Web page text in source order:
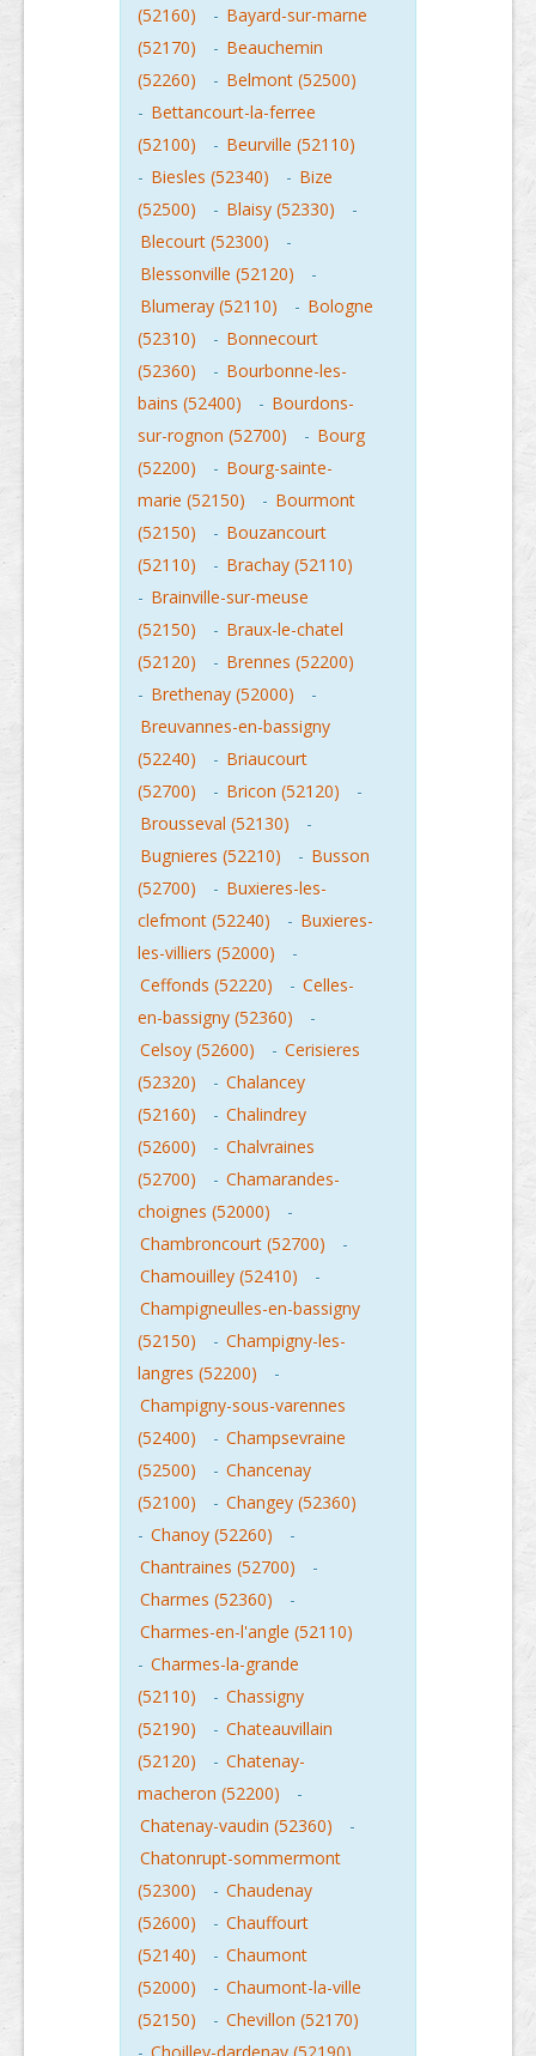
(52160)
- Bayard-sur-marne
(52170)
- Beauchemin
(52260)
- Belmont (52500)
- Bettancourt-la-ferree
(52100)
- Beurville (52110)
- Biesles (52340) - Bize
(52500)
- Blaisy (52330)
-
Blecourt (52300)
-
Blessonville (52120)
-
Blumeray (52110)
- Bologne
(52310)
- Bonnecourt
(52360)
- Bourbonne-les-
bains (52400)
- Bourdons-
sur-rognon (52700)
- Bourg
(52200)
- Bourg-sainte-
marie (52150)
- Bourmont
(52150)
- Bouzancourt
(52110)
- Brachay (52110)
- Brainville-sur-meuse
(52150)
- Braux-le-chatel
(52120)
- Brennes (52200)
- Brethenay (52000)
-
Breuvannes-en-bassigny
(52240)
- Briaucourt
(52700)
- Bricon (52120)
-
Brousseval (52130)
-
Bugnieres (52210)
- Busson
(52700)
- Buxieres-les-
clefmont (52240)
- Buxieres-
les-villiers (52000)
-
Ceffonds (52220)
- Celles-
en-bassigny (52360)
-
Celsoy (52600)
- Cerisieres
(52320)
- Chalancey
(52160)
- Chalindrey
(52600)
- Chalvraines
(52700)
- Chamarandes-
choignes (52000)
-
Chambroncourt (52700)
-
Chamouilley (52410)
-
Champigneulles-en-bassigny
(52150)
- Champigny-les-
langres (52200)
-
Champigny-sous-varennes
(52400)
- Champsevraine
(52500)
- Chancenay
(52100)
- Changey (52360)
- Chanoy (52260)
-
Chantraines (52700)
-
Charmes (52360)
-
Charmes-en-l'angle (52110)
- Charmes-la-grande
(52110)
- Chassigny
(52190)
- Chateauvillain
(52120)
- Chatenay-
macheron (52200)
-
Chatenay-vaudin (52360)
-
Chatonrupt-sommermont
(52300)
- Chaudenay
(52600)
- Chauffourt
(52140)
- Chaumont
(52000)
- Chaumont-la-ville
(52150)
- Chevillon (52170)